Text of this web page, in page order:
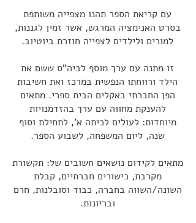
עם קריאת הספר תהנו מצפייה משותפת
בסרט האנימציה המרגש, אשר זמין לגננות,
למורים ולילדים לצפייה חוזרת ביוטיוב.
זו מתנה עם ערך מוסף לביה"ס ששם את
הילד ורווחתו הנפשית במרכז ואת חשיבות
הפן החברתי באקלים הבית ספרי. מתאים
להענקת מחווה עם ערך בהזדמנויות
מיוחדות: לעולים לכיתה א', לתחילת וסוף
שנה, ליום המשפחה, לשבוע הספר.
מתאים לקידום נושאים חשובים של: תקשורת
מקרבת, כישורים חברתיים, קבלת
השונה/השווה בחברה, כבוד וסובלנות, חרם
ובריונות.